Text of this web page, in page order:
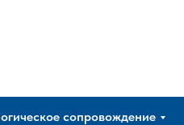
сопровождение